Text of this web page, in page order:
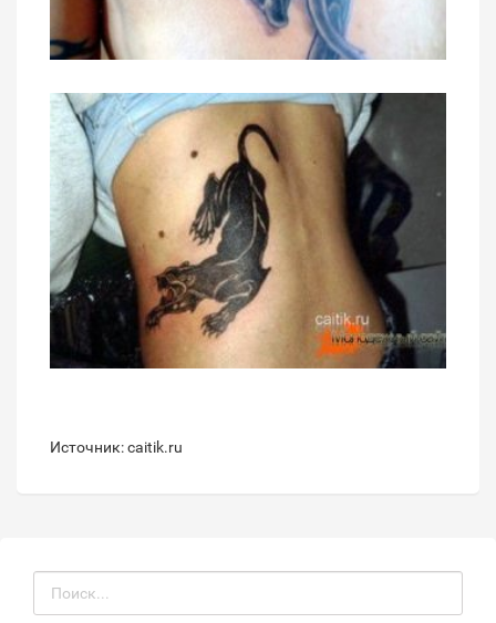
Источник: caitik.ru